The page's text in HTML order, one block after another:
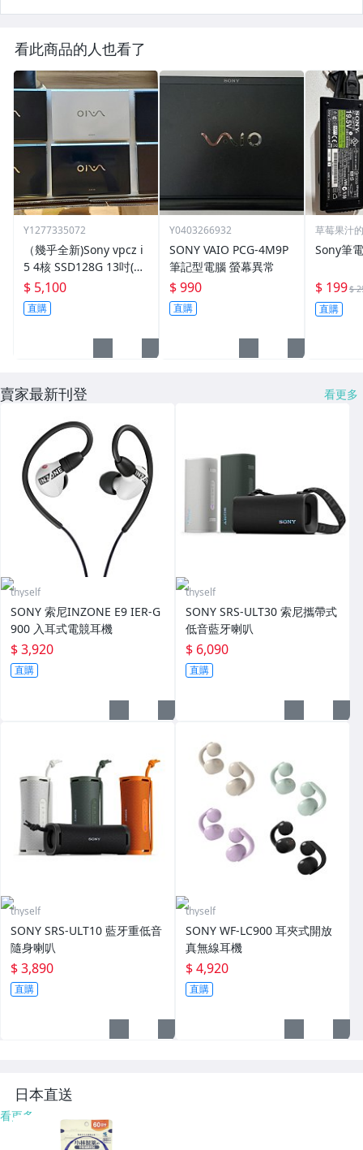
看此商品的人也看了
Y1277335072
（幾乎全新)Sony vpcz i
5 4核 SSD128G 13吋(日
本製)
$ 5,100
直購
Y0403266932
SONY VAIO PCG-4M9P
筆記型電腦 螢幕異常
$ 990
直購
草莓果汁
Sony筆
$ 199$
直購
賣家最新刊登 看更多
thyself
SONY 索尼INZONE E9 IER-G
900 入耳式電競耳機
$ 3,920
直購
thyself
SONY SRS-ULT30 索尼攜帶式
低音藍牙喇叭
$ 6,090
直購
thyself
SONY SRS-ULT10 藍牙重低音
隨身喇叭
$ 3,890
直購
thyself
SONY WF-LC900 耳夾式開放
真無線耳機
$ 4,920
直購
日本直送
看更多